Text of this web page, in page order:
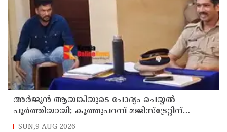
അര്‍ജുന്‍ ആയങ്കിയുടെ ചോദ്യം ചെയ്യല്‍
പൂര്‍ത്തിയായി; കൂത്തുപറമ്പ് മജിസ്ട്രേറ്റിന്
മുൻപില്‍ ഹാജരാക്കും
SUN,9 AUG 2026